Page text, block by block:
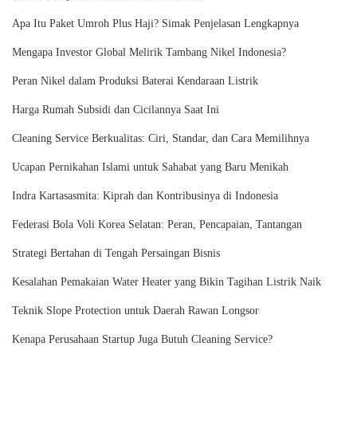
Apa Itu Paket Umroh Plus Haji? Simak Penjelasan Lengkapnya
Mengapa Investor Global Melirik Tambang Nikel Indonesia?
Peran Nikel dalam Produksi Baterai Kendaraan Listrik
Harga Rumah Subsidi dan Cicilannya Saat Ini
Cleaning Service Berkualitas: Ciri, Standar, dan Cara Memilihnya
Ucapan Pernikahan Islami untuk Sahabat yang Baru Menikah
Indra Kartasasmita: Kiprah dan Kontribusinya di Indonesia
Federasi Bola Voli Korea Selatan: Peran, Pencapaian, Tantangan
Strategi Bertahan di Tengah Persaingan Bisnis
Kesalahan Pemakaian Water Heater yang Bikin Tagihan Listrik Naik
Teknik Slope Protection untuk Daerah Rawan Longsor
Kenapa Perusahaan Startup Juga Butuh Cleaning Service?